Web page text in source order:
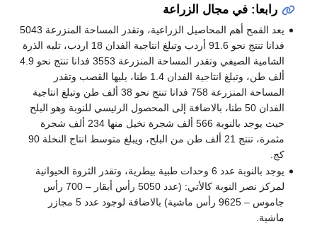
رابعا: في مجال الزراعة
يعد القمح أهم المحاصيل الزراعية، وتقدر المساحة المنزرعة 5043
فدانا تنتج نحو 91.6 أردب وتبلغ انتاجية الفدان 18 اردب، تليه الذرة
الشامية الصيفي وتقدر المساحة المنزرعة 3553 فدانا تنتج نحو 4.9
ألف طن، وتبلغ انتاجية الفدان 1.4 طنا، يليها القصب وتقدر
المساحة المنزرعة 758 فدانا تنتج نحو 38 ألف طن وتبلغ انتاجية
الفدان 50 طنا، بالاضافة إلى المحصول الرئيسي للنوبة وهو البلح
حيث يوجد بالنوبة 566 ألف شجرة نخيل منها 234 ألف شجرة
مثمرة، تنتج 21 ألف طن من البلح، ويبلغ متوسط انتاج النخلة 90
كج.
يوجد بالنوبة عدد 6 وحدات طبية بيطرية، وتقدر الثروة الحيوانية
لمركز نصر النوبة كالأتي: (عدد 5050 رأس أبقار – 700 رأس
جاموس – 9625 رأس ماشية) بالاضافة لوجود عدد 5 مجازر
ماشية.